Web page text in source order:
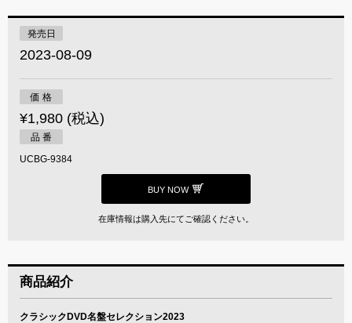
発売日
2023-08-09
価 格
¥1,980 (税込)
品 番
UCBG-9384
BUY NOW
在庫情報は購入先にてご確認ください。
商品紹介
クラシックDVD名盤セレクション2023